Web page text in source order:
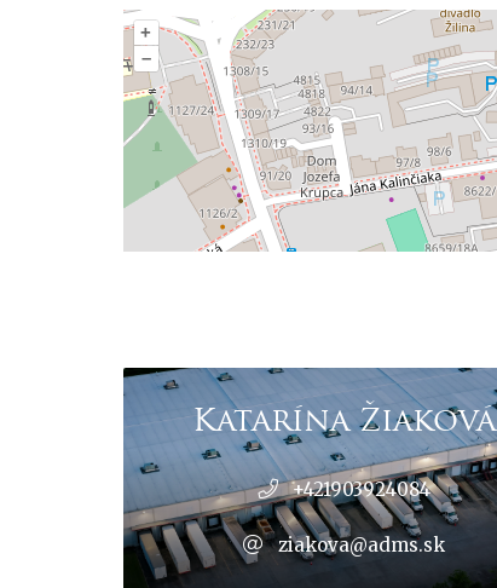
+
–
Katarína Žiaková
+421903924084
ziakova@adms.sk